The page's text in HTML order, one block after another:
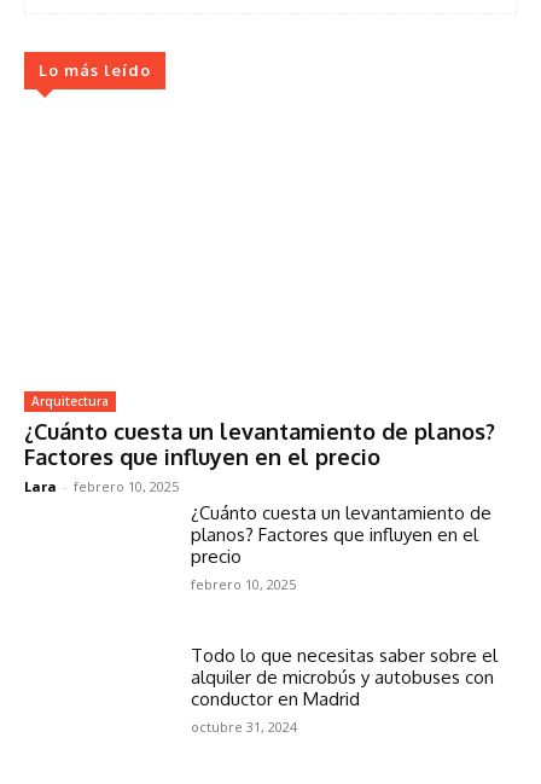
Lo más leído
Arquitectura
¿Cuánto cuesta un levantamiento de planos?
Factores que influyen en el precio
Lara - febrero 10, 2025
¿Cuánto cuesta un levantamiento de
planos? Factores que influyen en el
precio
febrero 10, 2025
Todo lo que necesitas saber sobre el
alquiler de microbús y autobuses con
conductor en Madrid
octubre 31, 2024